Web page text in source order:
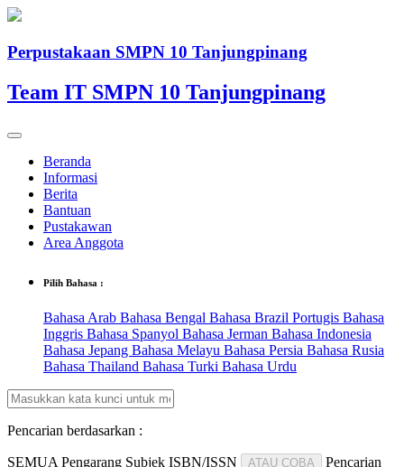
Perpustakaan SMPN 10 Tanjungpinang
Team IT SMPN 10 Tanjungpinang
Beranda
Informasi
Berita
Bantuan
Pustakawan
Area Anggota
Pilih Bahasa :
Bahasa Arab Bahasa Bengal Bahasa Brazil Portugis Bahasa
Inggris Bahasa Spanyol Bahasa Jerman Bahasa Indonesia
Bahasa Jepang Bahasa Melayu Bahasa Persia Bahasa Rusia
Bahasa Thailand Bahasa Turki Bahasa Urdu
Pencarian berdasarkan :
SEMUA Pengarang Subjek ISBN/ISSN ATAU COBA
Pencarian